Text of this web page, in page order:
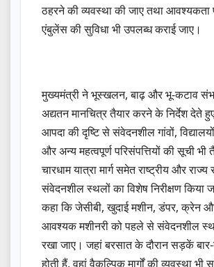
ठहरने की व्यवस्था की जाए तथा आवश्यकता
एंबुलेंस की सुविधा भी उपलब्ध कराई जाए।
मुख्यमंत्री ने भूस्खलन, बाढ़ और भू-कटाव
अद्यतन मानचित्र तैयार करने के निर्देश देते
आपदा की दृष्टि से संवेदनशील गांवों,
और अन्य महत्वपूर्ण परिसंपत्तियों की सूची भी
चारधाम यात्रा मार्ग समेत राष्ट्रीय और राज्य
संवेदनशील स्थलों का विशेष निरीक्षण किया
कहा कि जेसीबी, खुदाई मशीन, डंपर, क्रेन
आवश्यक मशीनरी को पहले से संवेदनशील
रखा जाए। जहां बरसात के दौरान सड़कें बार-
होती हैं, वहां वैकल्पिक मार्गों की व्यवस्था भी